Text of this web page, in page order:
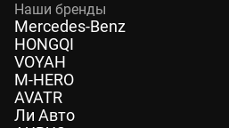
Наши бренды
Mercedes-Benz
HONGQI
VOYAH
M-HERO
AVATR
Ли Авто